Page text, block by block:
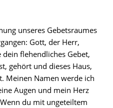
unseres Gebetsraumes
Gott, der Herr,
flehendliches Gebet,
gehört und dieses Haus,
Meinen Namen werde ich
Augen und mein Herz
du mit ungeteiltem